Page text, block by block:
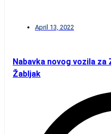
April 13, 2022
Nabavka novog vozila
Žabljak